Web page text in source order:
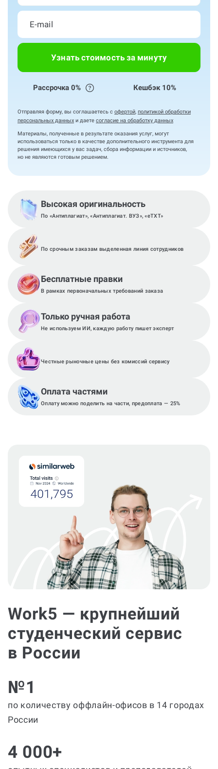
Узнать стоимость за минуту
Рассрочка 0% Кешбэк 10%
Отправляя форму, вы соглашаетесь с офертой, политикой обработки
персональных данных и даете согласие на обработку данных
Материалы, полученные в результате оказания услуг, могут
использоваться только в качестве дополнительного инструмента для
решения имеющихся у вас задач, сбора информации и источников,
но не являются готовым решением.
Высокая оригинальность
По «Антиплагиат», «Антиплагиат. ВУЗ», «eTXT»
По срочным заказам выделенная линия сотрудников
Бесплатные правки
В рамках первоначальных требований заказа
Только ручная работа
Не используем ИИ, каждую работу пишет эксперт
Честные рыночные цены без комиссий сервису
Оплата частями
Оплату можно поделить на части, предоплата — 25%
Work5 — крупнейший
студенческий сервис
в России
№1
по количеству оффлайн-офисов в 14 городах
России
4 000+